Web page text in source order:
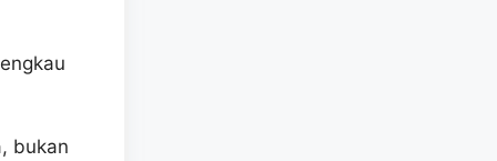
bukan